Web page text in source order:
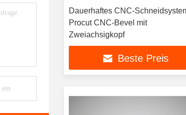
Dauerhaftes CNC-
Procut CNC-Bevel mit
Zweiachsigkopf
Beste Preis